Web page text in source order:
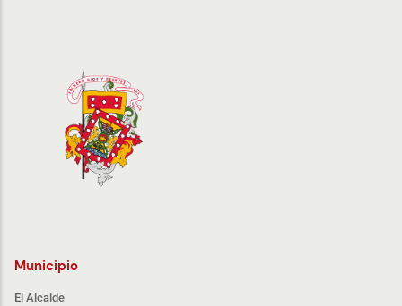
Municipio
El Alcalde